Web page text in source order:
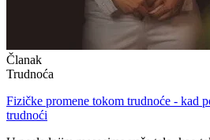
Članak
Trudnoća
Fizičke promene tokom trudnoće - kad
trudnoći